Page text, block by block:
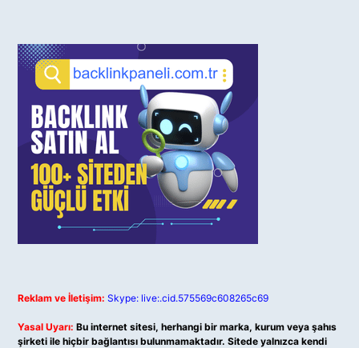
Reklam ve İletişim: Skype: live:.cid.575569c608265c69
Yasal Uyarı: Bu internet sitesi, herhangi bir marka, kurum veya şahıs
şirketi ile hiçbir bağlantısı bulunmamaktadır. Sitede yalnızca kendi